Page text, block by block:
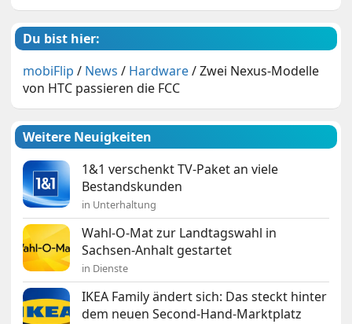
Du bist hier:
mobiFlip / News / Hardware/Zwei Nexus-Modelle
von HTC passieren die FCC
Weitere Neuigkeiten
1&1 verschenkt TV-Paket an viele
Bestandskunden
in Unterhaltung
Wahl-O-Mat zur Landtagswahl in
Sachsen-Anhalt gestartet
in Dienste
IKEA Family ändert sich: Das steckt hinter
dem neuen Second-Hand-Marktplatz